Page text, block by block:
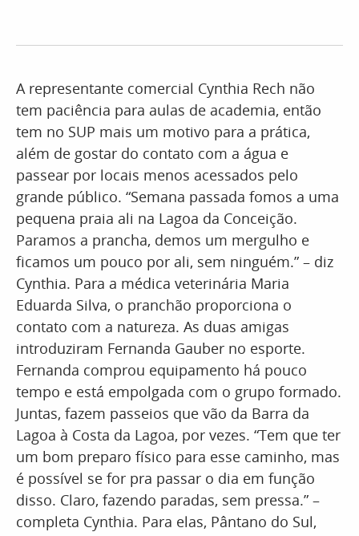
A representante comercial Cynthia Rech não
tem paciência para aulas de academia, então
tem no SUP mais um motivo para a prática,
além de gostar do contato com a água e
passear por locais menos acessados pelo
grande público. “Semana passada fomos a uma
pequena praia ali na Lagoa da Conceição.
Paramos a prancha, demos um mergulho e
ficamos um pouco por ali, sem ninguém.” – diz
Cynthia. Para a médica veterinária Maria
Eduarda Silva, o pranchão proporciona o
contato com a natureza. As duas amigas
introduziram Fernanda Gauber no esporte.
Fernanda comprou equipamento há pouco
tempo e está empolgada com o grupo formado.
Juntas, fazem passeios que vão da Barra da
Lagoa à Costa da Lagoa, por vezes. “Tem que ter
um bom preparo físico para esse caminho, mas
é possível se for pra passar o dia em função
disso. Claro, fazendo paradas, sem pressa.” –
completa Cynthia. Para elas, Pântano do Sul,